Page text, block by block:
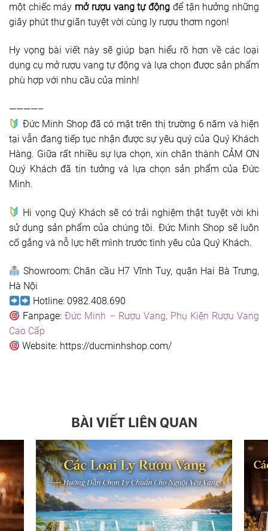
một chiếc máy mở rượu vang tự động để tận hưởng những
giây phút thư giãn tuyệt vời cùng ly rượu thơm ngon!
Hy vọng bài viết này sẽ giúp bạn hiểu rõ hơn về các loại
dụng cụ mở rượu vang tự động và lựa chọn được sản phẩm
phù hợp với nhu cầu của mình!
————–
Đức Minh Shop đã có mặt trên thị trường 6 năm và hiện
tại vẫn đang tiếp tục nhận được sự yêu quý của Quý Khách
Hàng. Giữa rất nhiều sự lựa chọn, xin chân thành CẢM ƠN
Quý Khách đã tin tưởng và lựa chọn sản phẩm của Đức
Minh.
Hi vọng Quý Khách sẽ có trải nghiệm thật tuyệt vời khi
sử dụng sản phẩm của chúng tôi. Đức Minh Shop sẽ luôn
cố gắng và nỗ lực hết mình trước tình yêu của Quý Khách.
Showroom: Chân cầu H7 Vĩnh Tuy, quận Hai Bà Trưng,
Hà Nội
Hotline: 0982.408.690
Fanpage:Đức Minh – Rượu Vang, Phụ Kiện Rượu Vang
Cao Cấp
Website: https://ducminhshop.com/
BÀI VIẾT LIÊN QUAN